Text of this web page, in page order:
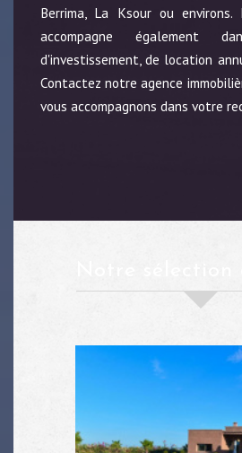
Berrima, La Ksour ou
accompagne également
d'investissement, de location
Contactez notre agence
vous accompagnons dans votre